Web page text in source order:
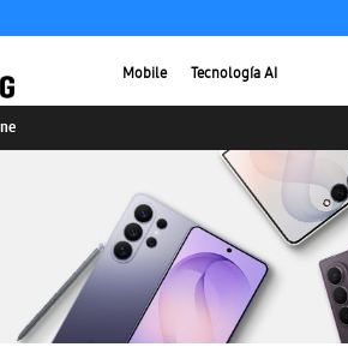
Mobile Tecnología AI